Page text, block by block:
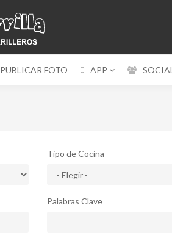
PUBLICAR FOTO APP SOCIAL
Tipo de Cocina
Palabras Clave